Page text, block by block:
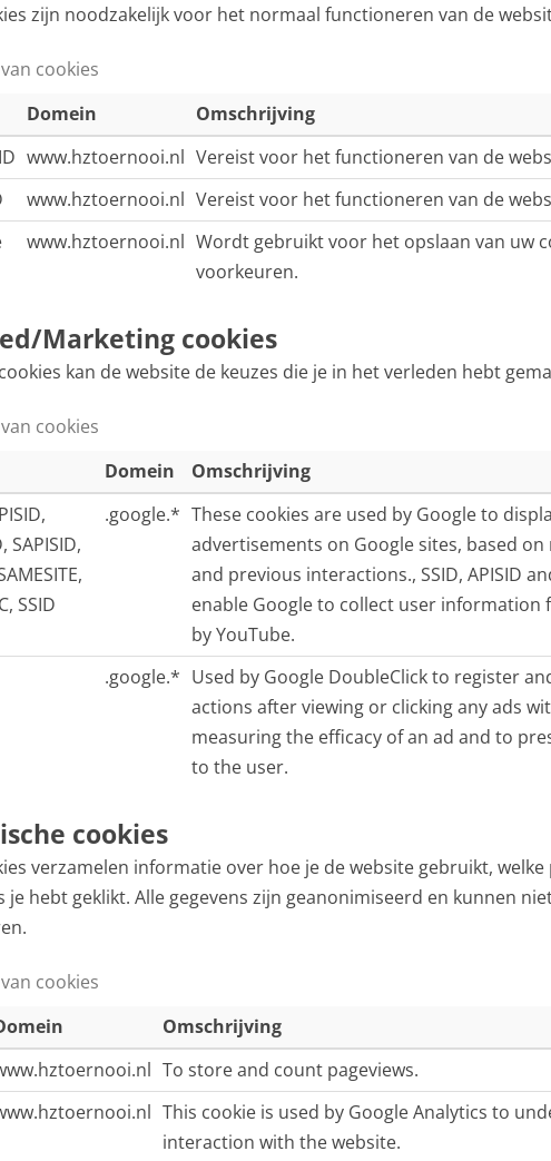
zijn noodzakelijk voor het normaal functioneren van de
cookies
Domein Omschrijving
www.hztoernooi.nl Vereist voor het functioneren van de
www.hztoernooi.nl Vereist voor het functioneren van de
www.hztoernooi.nl Wordt gebruikt voor het opslaan van uw
voorkeuren.
Marketing cookies
kan de website de keuzes die je in het verleden hebt
cookies
Domein Omschrijving
SAPISID,
SSID
.google.* These cookies are used by Google to
advertisements on Google sites, based on
and previous interactions., SSID, APISID
enable Google to collect user information
by YouTube.
.google.* Used by Google DoubleClick to register
actions after viewing or clicking any ads
measuring the efficacy of an ad and to
to the user.
cookies
verzamelen informatie over hoe je de website gebruikt,
je hebt geklikt. Alle gegevens zijn geanonimiseerd en kunnen
cookies
Omschrijving
To store and count pageviews.
This cookie is used by Google Analytics to
interaction with the website.